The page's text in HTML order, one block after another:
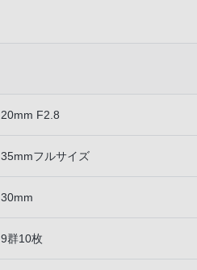
20mm F2.8
35mmフルサイズ
30mm
9群10枚